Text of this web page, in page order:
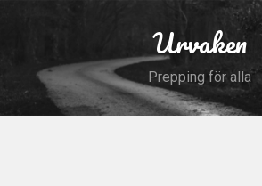
Urvaken
Prepping för alla